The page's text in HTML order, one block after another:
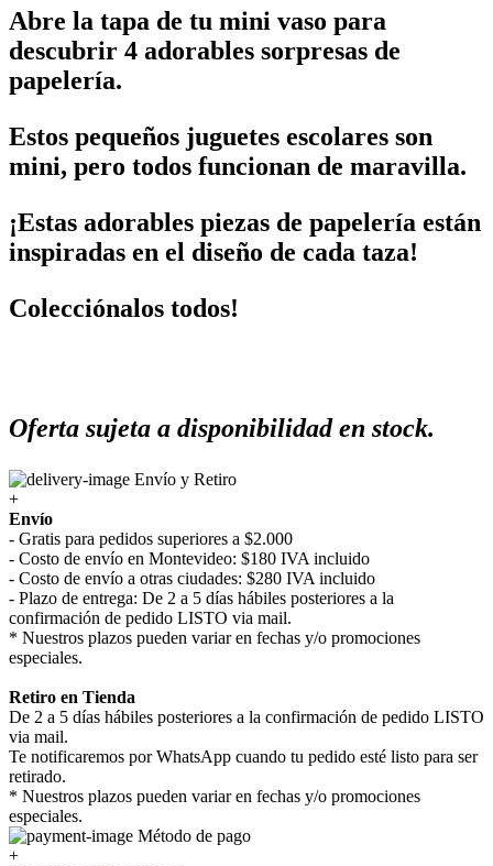
Abre la tapa de tu mini vaso para
descubrir 4 adorables sorpresas de
papelería.
Estos pequeños juguetes escolares son
mini, pero todos funcionan de maravilla.
¡Estas adorables piezas de papelería están
inspiradas en el diseño de cada taza!
Colecciónalos todos!
Oferta sujeta a disponibilidad en stock.
Envío y Retiro
+
Envío
- Gratis para pedidos superiores a $2.000
- Costo de envío en Montevideo: $180 IVA incluido
- Costo de envío a otras ciudades: $280 IVA incluido
- Plazo de entrega: De 2 a 5 días hábiles posteriores a la
confirmación de pedido LISTO via mail.
* Nuestros plazos pueden variar en fechas y/o promociones
especiales.
Retiro en Tienda
De 2 a 5 días hábiles posteriores a la confirmación de pedido LISTO
via mail.
Te notificaremos por WhatsApp cuando tu pedido esté listo para ser
retirado.
* Nuestros plazos pueden variar en fechas y/o promociones
especiales.
Método de pago
+